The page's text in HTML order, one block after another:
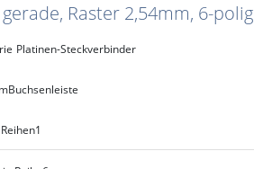
Raster 2,54mm, 6-polig
Platinen-Steckverbinder
Buchsenleiste
1